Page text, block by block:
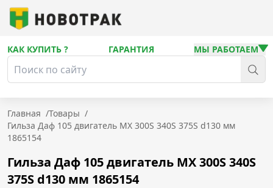
КАК КУПИТЬ ? ГАРАНТИЯ МЫ РАБОТАЕМ
Главная /Товары /
Гильза Даф 105 двигатель MX 300S 340S 375S d130 мм
1865154
Гильза Даф 105 двигатель MX 300S 340S
375S d130 мм 1865154